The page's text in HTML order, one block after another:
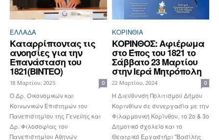
ΕΛΛΆΔΑ
Καταρρίπτοντας τις
ανοησίες για την
Επανάσταση του
1821(ΒΙΝΤΕΟ)
18 Μαρτίου, 2025 0
Ο Δρ. Οικονομικών και
Κοινωνικών Επιστημών του
Πανεπιστημίου της Γενεύης και
Δρ. Φιλοσοφίας του
Πανεπιστημίου Αθηνών
ΚΟΡΙΝΘΊΑ
ΚΟΡΙΝΘΟΣ: Αφιέρωμα
στο Έπος του 1821 το
Σάββατο 23 Μαρτίου
στην Ιερά Μητρόπολη
22 Μαρτίου, 2024 0
Η Διεύθυνση Πολιτισμού Δήμου
Κορινθίων σε συνεργασία με την
Φιλαρμονική Κορίνθου, το 2ο & 3ο
Δημοτικό σχολείο και το
Θεατρικό Εργαστήρι ''Βασίλης